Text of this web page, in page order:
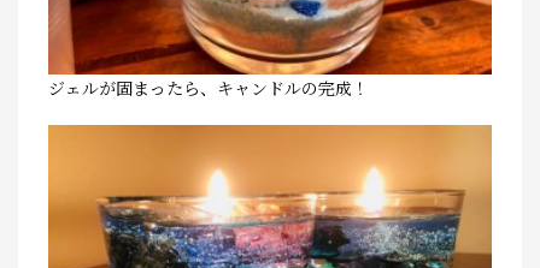
ジェルが固まったら、キャンドルの完成！